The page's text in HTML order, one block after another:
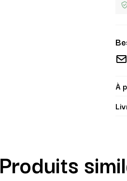
À
Produits